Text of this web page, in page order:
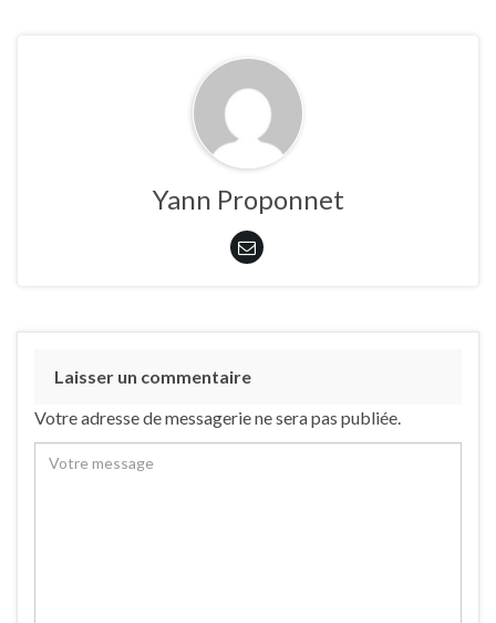
Yann Proponnet
Laisser un commentaire
Votre adresse de messagerie ne sera pas publiée.